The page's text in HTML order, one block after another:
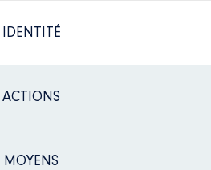
IDENTITÉ
ACTIONS
MOYENS